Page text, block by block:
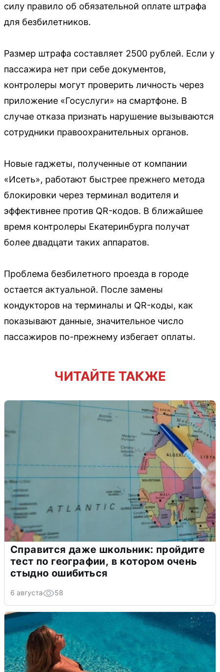
силу правило об обязательной оплате штрафа
для безбилетников.
Размер штрафа составляет 2500 рублей. Если у
пассажира нет при себе документов,
контролеры могут проверить личность через
приложение «Госуслуги» на смартфоне. В
случае отказа признать нарушение вызываются
сотрудники правоохранительных органов.
Новые гаджеты, полученные от компании
«Исеть», работают быстрее прежнего метода
блокировки через терминал водителя и
эффективнее против QR-кодов. В ближайшее
время контролеры Екатеринбурга получат
более двадцати таких аппаратов.
Проблема безбилетного проезда в городе
остается актуальной. После замены
кондукторов на терминалы и QR-коды, как
показывают данные, значительное число
пассажиров по-прежнему избегает оплаты.
ЧИТАЙТЕ ТАКЖЕ
Справится даже школьник: пройдите
тест по географии, в котором очень
стыдно ошибиться
6 августа 58